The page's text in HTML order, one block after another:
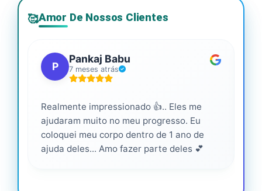
🥰Amor De Nossos Clientes
P
Pankaj Babu
7 meses atrás
Realmente impressionado 👍.. Eles me
ajudaram muito no meu progresso. Eu
coloquei meu corpo dentro de 1 ano de
ajuda deles... Amo fazer parte deles 💕